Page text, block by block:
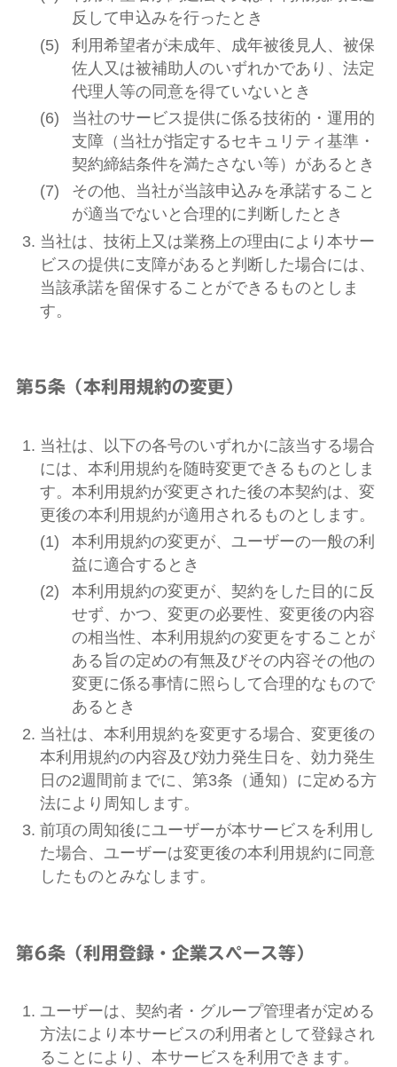
反して申込みを行ったとき
利用希望者が未成年、成年被後見人、被保
佐人又は被補助人のいずれかであり、法定
代理人等の同意を得ていないとき
当社のサービス提供に係る技術的・運用的
支障（当社が指定するセキュリティ基準・
契約締結条件を満たさない等）があるとき
その他、当社が当該申込みを承諾すること
が適当でないと合理的に判断したとき
当社は、技術上又は業務上の理由により本サー
ビスの提供に支障があると判断した場合には、
当該承諾を留保することができるものとしま
す。
第5条（本利用規約の変更）
当社は、以下の各号のいずれかに該当する場合
には、本利用規約を随時変更できるものとしま
す。本利用規約が変更された後の本契約は、変
更後の本利用規約が適用されるものとします。
本利用規約の変更が、ユーザーの一般の利
益に適合するとき
本利用規約の変更が、契約をした目的に反
せず、かつ、変更の必要性、変更後の内容
の相当性、本利用規約の変更をすることが
ある旨の定めの有無及びその内容その他の
変更に係る事情に照らして合理的なもので
あるとき
当社は、本利用規約を変更する場合、変更後の
本利用規約の内容及び効力発生日を、効力発生
日の2週間前までに、第3条（通知）に定める方
法により周知します。
前項の周知後にユーザーが本サービスを利用し
た場合、ユーザーは変更後の本利用規約に同意
したものとみなします。
第6条（利用登録・企業スペース等）
ユーザーは、契約者・グループ管理者が定める
方法により本サービスの利用者として登録され
ることにより、本サービスを利用できます。